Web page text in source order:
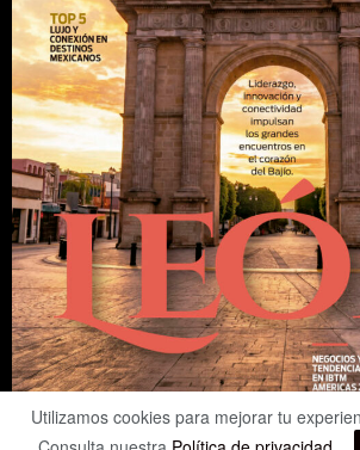
Utilizamos cookies para mejorar tu